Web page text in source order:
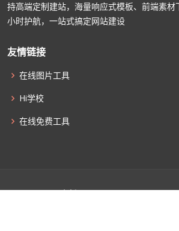
持高端定制建站，海量响应式模板、前端素材
小时护航，一站式搞定网站建设
友情链接
在线图片工具
Hi学校
在线免费工具
© Copyright童哲网. All Rights Reserved |